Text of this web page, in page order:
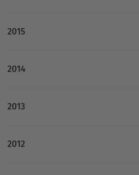
2015
2014
2013
2012